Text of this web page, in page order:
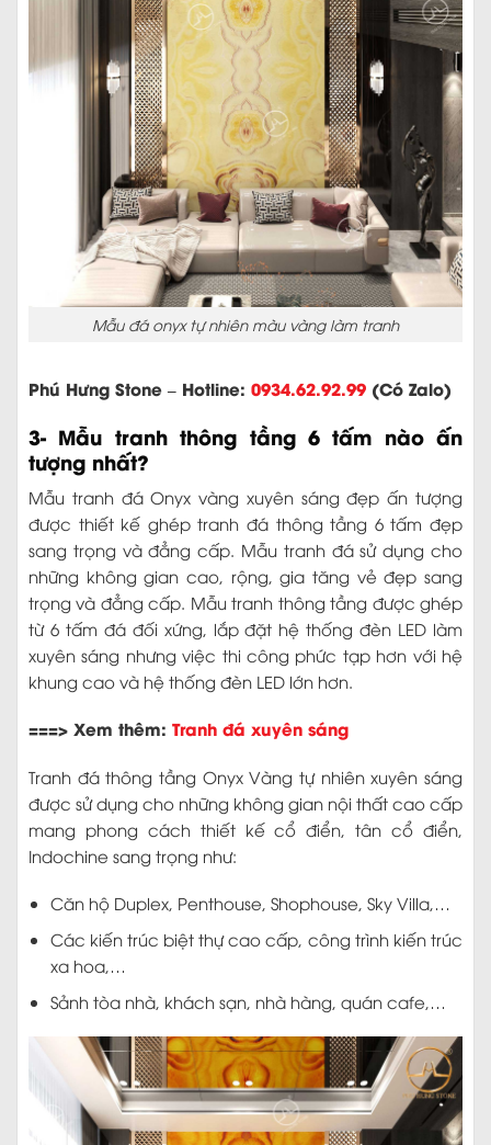
Mẫu đá onyx tự nhiên màu vàng làm tranh
Phú Hưng Stone – Hotline: 0934.62.92.99 (Có Zalo)
3- Mẫu tranh thông tầng 6 tấm nào ấn
tượng nhất?
Mẫu tranh đá Onyx vàng xuyên sáng đẹp ấn tượng
được thiết kế ghép tranh đá thông tầng 6 tấm đẹp
sang trọng và đẳng cấp. Mẫu tranh đá sử dụng cho
những không gian cao, rộng, gia tăng vẻ đẹp sang
trọng và đẳng cấp. Mẫu tranh thông tầng được ghép
từ 6 tấm đá đối xứng, lắp đặt hệ thống đèn LED làm
xuyên sáng nhưng việc thi công phức tạp hơn với hệ
khung cao và hệ thống đèn LED lớn hơn.
===> Xem thêm: Tranh đá xuyên sáng
Tranh đá thông tầng Onyx Vàng tự nhiên xuyên sáng
được sử dụng cho những không gian nội thất cao cấp
mang phong cách thiết kế cổ điển, tân cổ điển,
Indochine sang trọng như:
Căn hộ Duplex, Penthouse, Shophouse, Sky Villa,…
Các kiến trúc biệt thự cao cấp, công trình kiến trúc
xa hoa,…
Sảnh tòa nhà, khách sạn, nhà hàng, quán cafe,…